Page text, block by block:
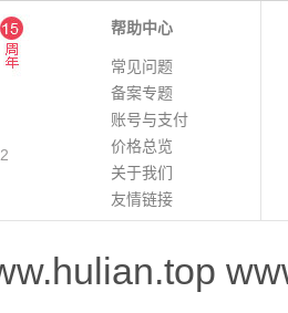
帮助中心
常见问题
备案专题
账号与支付
价格总览
关于我们
友情链接